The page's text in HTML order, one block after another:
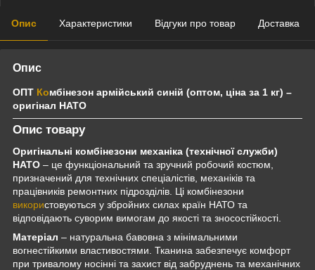
Опис Характеристики Відгуки про товар Доставка
Опис
ОПТ Комбінезон армійський синій (оптом, ціна за 1 кг) –
оригінал НАТО
Опис товару
Оригінальні комбінезони механіка (технічної служби)
НАТО – це функціональний та зручний робочий костюм,
призначений для технічних спеціалістів, механіків та
працівників ремонтних підрозділів. Ці комбінезони
використовуються у збройних силах країн НАТО та
відповідають суворим вимогам до якості та зносостійкості.
Матеріал – натуральна бавовна з мінімальними
вогнестійкими властивостями. Тканина забезпечує комфорт
при тривалому носінні та захист від забруднень та механічних